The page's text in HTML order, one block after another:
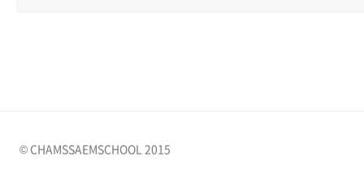
© CHAMSSAEMSCHOOL 2015